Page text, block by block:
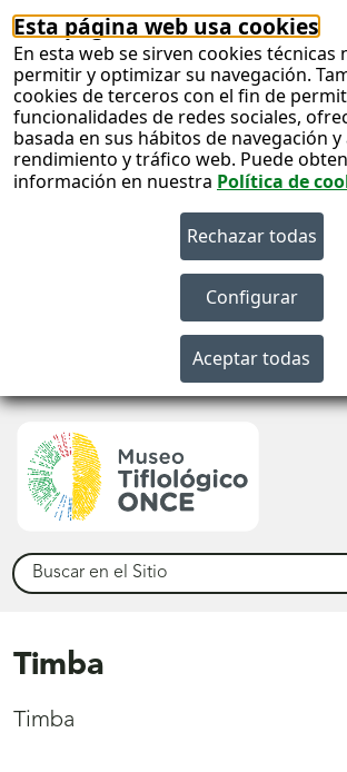
Esta página web usa cookies
En esta web se sirven cookies técnicas
permitir y optimizar su navegación.
cookies de terceros con el fin de
funcionalidades de redes sociales,
basada en sus hábitos de navegación y
rendimiento y tráfico web. Puede
información en nuestra Política de
Buscar
Timba
Timba